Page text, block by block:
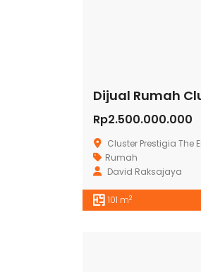
Rp2.500.000.000
Cluster Prestigia The
Rumah
David Raksajaya
101 m2